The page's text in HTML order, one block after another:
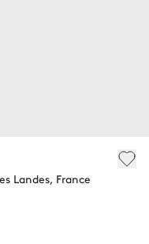
Landes, France